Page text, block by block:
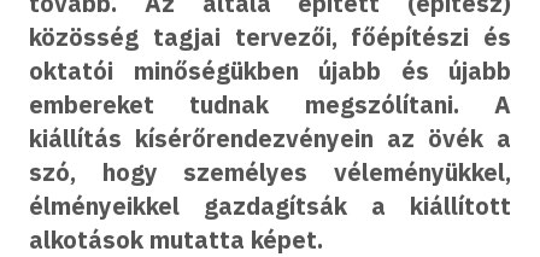
közösség tagjai tervezői, főépítészi és
oktatói minőségükben újabb és újabb
embereket tudnak megszólítani. A
kiállítás kísérőrendezvényein az övék a
szó, hogy személyes véleményükkel,
élményeikkel gazdagítsák a kiállított
alkotások mutatta képet.